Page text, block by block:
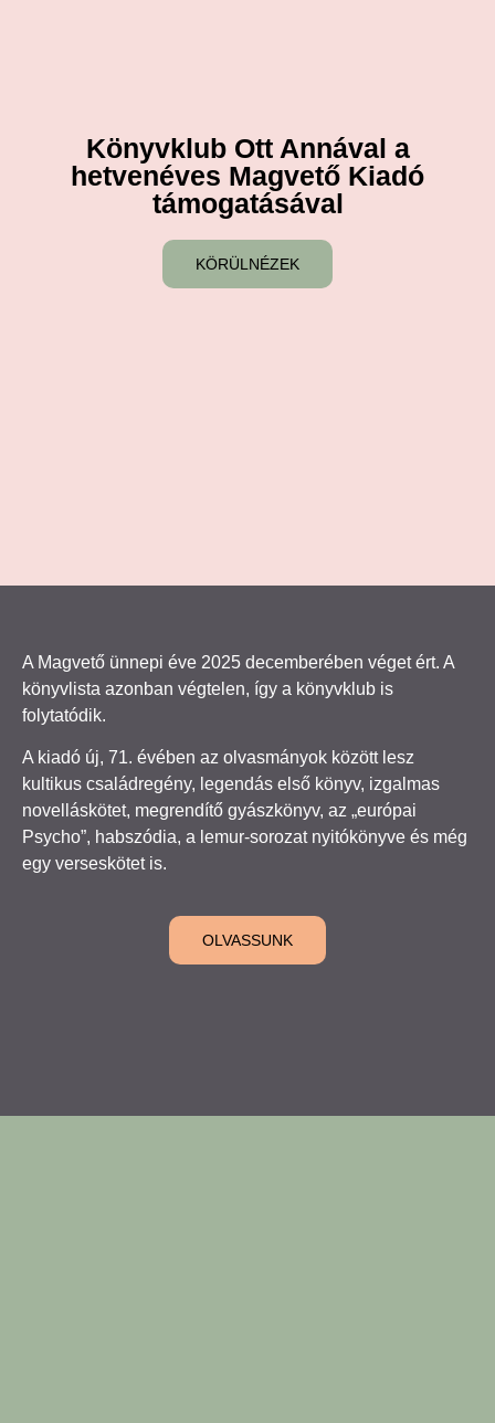
Könyvklub Ott Annával a
hetvenéves Magvető Kiadó
támogatásával
KÖRÜLNÉZEK
A Magvető ünnepi éve 2025 decemberében véget ért. A
könyvlista azonban végtelen, így a könyvklub is
folytatódik.
A kiadó új, 71. évében az olvasmányok között lesz
kultikus családregény, legendás első könyv, izgalmas
novelláskötet, megrendítő gyászkönyv, az „európai
Psycho”, habszódia, a lemur-sorozat nyitókönyve és még
egy verseskötet is.
OLVASSUNK